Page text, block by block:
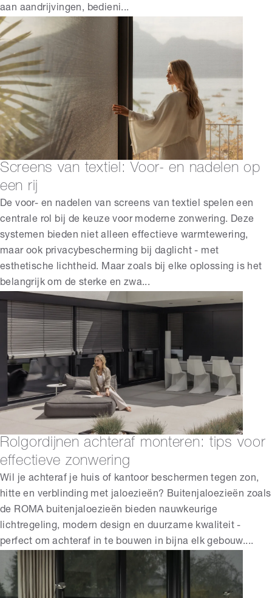
aan aandrijvingen, bedieni...
Screens van textiel: Voor- en nadelen op
een rij
De voor- en nadelen van screens van textiel spelen een
centrale rol bij de keuze voor moderne zonwering. Deze
systemen bieden niet alleen effectieve warmtewering,
maar ook privacybescherming bij daglicht - met
esthetische lichtheid. Maar zoals bij elke oplossing is het
belangrijk om de sterke en zwa...
Rolgordijnen achteraf monteren: tips voor
effectieve zonwering
Wil je achteraf je huis of kantoor beschermen tegen zon,
hitte en verblinding met jaloezieën? Buitenjaloezieën zoals
de ROMA buitenjaloezieën bieden nauwkeurige
lichtregeling, modern design en duurzame kwaliteit -
perfect om achteraf in te bouwen in bijna elk gebouw....